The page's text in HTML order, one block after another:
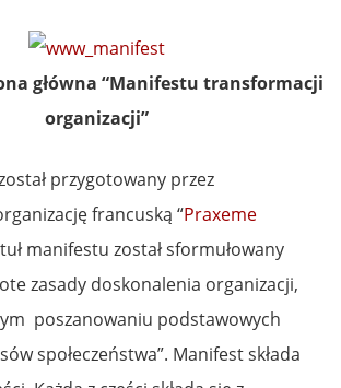
główna “Manifestu transformacji
organizacji”
przygotowany przez
francuską “Praxeme
manifestu został sformułowany
zasady doskonalenia organizacji,
poszanowaniu podstawowych
społeczeństwa”. Manifest składa